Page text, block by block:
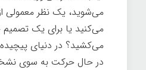
می‌شوید، یک نظر معمولی
می‌کنید یا برای یک
می‌کشید؟ در دنیای پیچیده
در حال حرکت به سوی